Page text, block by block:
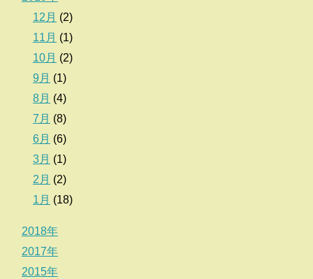
12月 (2)
11月 (1)
10月 (2)
9月 (1)
8月 (4)
7月 (8)
6月 (6)
3月 (1)
2月 (2)
1月 (18)
2018年
2017年
2015年